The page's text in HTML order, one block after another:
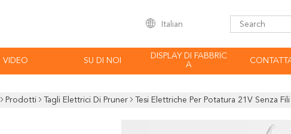
Italian
VIDEO SU DI NOI
DISPLAY DI FABBRIC
A
Prodotti Tagli Elettrici Di Pruner Tesi Elettriche Per Potatura 21V Senza